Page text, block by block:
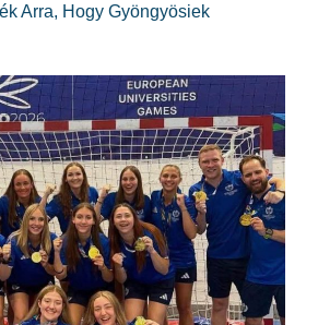
Arra, Hogy Gyöngyösiek